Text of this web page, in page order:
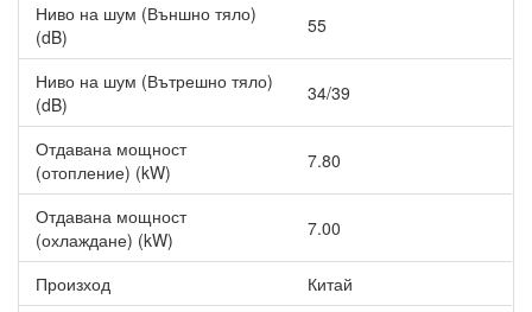
Ниво на шум (Външно тяло)
(dB)
55
Ниво на шум (Вътрешно тяло)
(dB)
34/39
Отдавана мощност
(отопление) (kW)
7.80
Отдавана мощност
(охлаждане) (kW)
7.00
Произход
Китай